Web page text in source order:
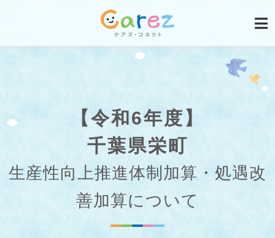
【令和6年度】
千葉県栄町
生産性向上推進体制加算・処遇改
善加算について